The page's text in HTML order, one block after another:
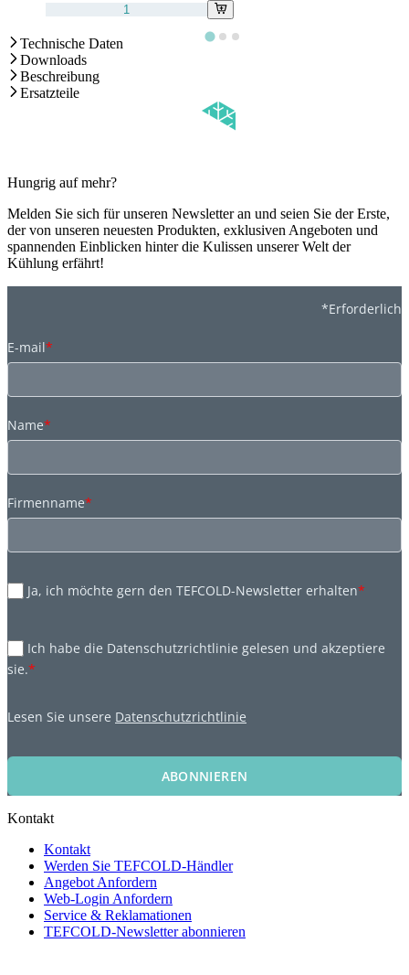
Technische Daten
Downloads
Beschreibung
Ersatzteile
Hungrig auf mehr?
Melden Sie sich für unseren Newsletter an und seien Sie der Erste,
der von unseren neuesten Produkten, exklusiven Angeboten und
spannenden Einblicken hinter die Kulissen unserer Welt der
Kühlung erfährt!
*Erforderlich
E-mail*
Name*
Firmenname*
Ja, ich möchte gern den TEFCOLD-Newsletter erhalten*
Ich habe die Datenschutzrichtlinie gelesen und akzeptiere
sie.*
Lesen Sie unsere Datenschutzrichtlinie
ABONNIEREN
Kontakt
Kontakt
Werden Sie TEFCOLD-Händler
Angebot Anfordern
Web-Login Anfordern
Service & Reklamationen
TEFCOLD-Newsletter abonnieren